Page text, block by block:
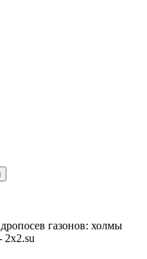
газонов: холмы
2x2.su